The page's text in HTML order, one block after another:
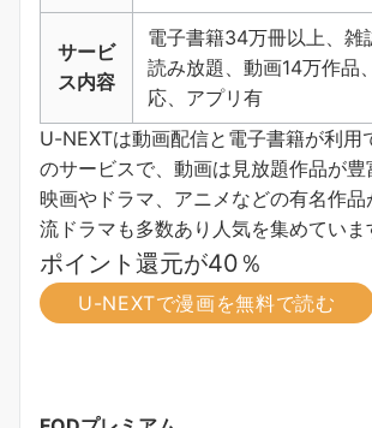
サービ
ス内容
電子書籍34万冊以上、雑
読み放題、動画14万作品
応、アプリ有
U-NEXTは動画配信と電子書籍が利用
のサービスで、動画は見放題作品が豊
映画やドラマ、アニメなどの有名作
流ドラマも多数あり人気を集めていま
ポイント還元が40％
U-NEXTで漫画を無料で読む